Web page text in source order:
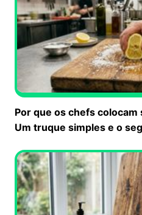
Por que os chefs colocam
Um truque simples e o